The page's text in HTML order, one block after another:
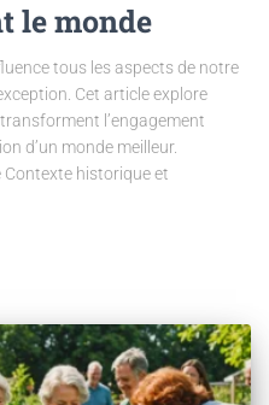
le monde
tous les aspects de notre
Cet article explore
l’engagement
d’un monde meilleur.
Contexte historique et